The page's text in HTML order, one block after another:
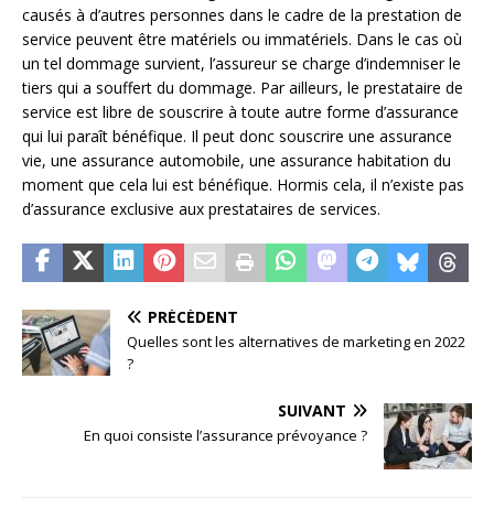
causés à d’autres personnes dans le cadre de la prestation de
service peuvent être matériels ou immatériels. Dans le cas où
un tel dommage survient, l’assureur se charge d’indemniser le
tiers qui a souffert du dommage. Par ailleurs, le prestataire de
service est libre de souscrire à toute autre forme d’assurance
qui lui paraît bénéfique. Il peut donc souscrire une assurance
vie, une assurance automobile, une assurance habitation du
moment que cela lui est bénéfique. Hormis cela, il n’existe pas
d’assurance exclusive aux prestataires de services.
PRÉCÉDENT
Quelles sont les alternatives de marketing en 2022
?
SUIVANT
En quoi consiste l’assurance prévoyance ?